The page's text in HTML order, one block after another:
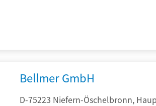
Bellmer GmbH
D-75223 Niefern-Öschelbronn,